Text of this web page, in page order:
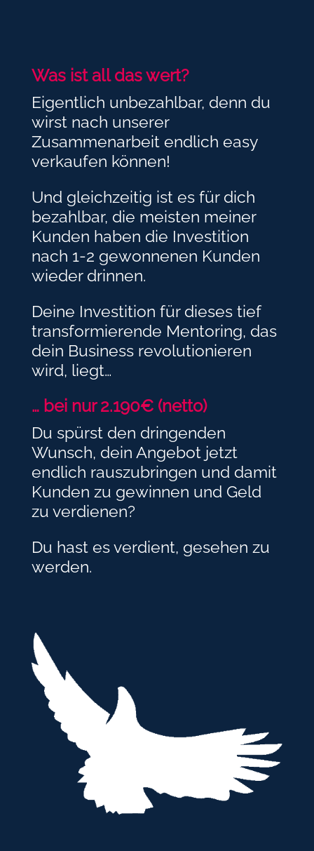
Was ist all das wert?
Eigentlich unbezahlbar, denn du
wirst nach unserer
Zusammenarbeit endlich easy
verkaufen können!
Und gleichzeitig ist es für dich
bezahlbar, die meisten meiner
Kunden haben die Investition
nach 1-2 gewonnenen Kunden
wieder drinnen.
Deine Investition für dieses tief
transformierende Mentoring, das
dein Business revolutionieren
wird, liegt…
… bei nur 2.190€ (netto)
Du spürst den dringenden
Wunsch, dein Angebot jetzt
endlich rauszubringen und damit
Kunden zu gewinnen und Geld
zu verdienen?
Du hast es verdient, gesehen zu
werden.